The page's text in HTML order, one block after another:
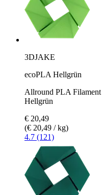
3DJAKE
ecoPLA Hellgrün
Allround PLA Filament
Hellgrün
€ 20,49
(€ 20,49 / kg)
4.7 (121)